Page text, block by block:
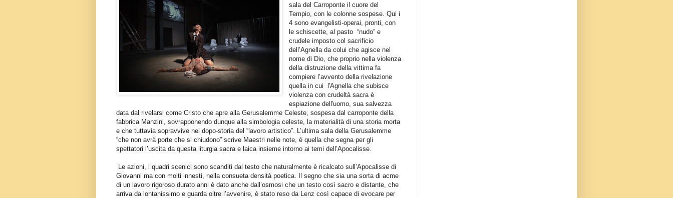
sala del Carroponte il cuore del
Tempio, con le colonne sospese. Qui i
4 sono evangelisti-operai, pronti, con
le schiscette, al pasto “nudo” e
crudele imposto col sacrificio
dell’Agnella da colui che agisce nel
nome di Dio, che proprio nella violenza
della distruzione della vittima fa
compiere l’avvento della rivelazione
quella in cui
l'Agnella che subisce
violenza con crudeltà sacra è
espiazione dell'uomo, sua salvezza
data dal rivelarsi come Cristo che apre alla Gerusalemme Celeste, sospesa dal carroponte della
fabbrica Manzini, sovrapponendo dunque alla simbologia celeste, la materialità di una storia morta
e che tuttavia sopravvive nel dopo-storia del “lavoro artistico”. L’ultima sala della Gerusalemme
“che non avrà porte che si chiudono” scrive Maestri nelle note, è quella che segna per gli
spettatori l’uscita da questa liturgia sacra e laica insieme intorno ai temi dell’Apocalisse.
Le azioni, i quadri scenici sono scanditi dal testo che naturalmente è ricalcato sull’Apocalisse di
Giovanni ma con molti innesti, nella consueta densità poetica. Il segno che sia una sorta di acme
di un lavoro rigoroso durato anni è dato anche dall’osmosi che un testo così sacro e distante, che
arriva da lontanissimo e guarda oltre l’avvenire, è stato reso da Lenz così capace di evocare per